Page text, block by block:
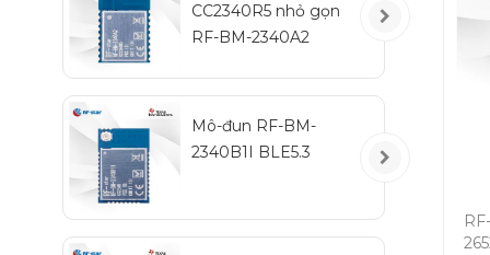
CC2340R5 nhỏ gọn
RF-BM-2340A2
Mô-đun RF-BM-
2340B1I BLE5.3